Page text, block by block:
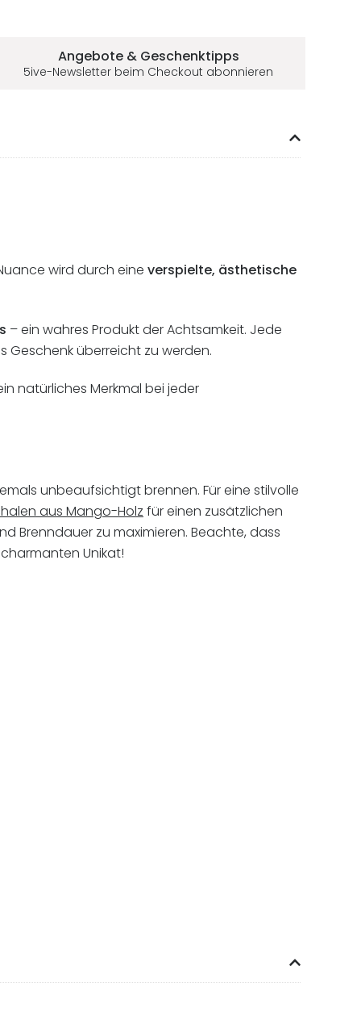
Angebote & Geschenktipps
5ive-Newsletter beim Checkout abonnieren
wird durch eine verspielte, ästhetische
– ein wahres Produkt der Achtsamkeit. Jede
Geschenk überreicht zu werden.
natürliches Merkmal bei jeder
unbeaufsichtigt brennen. Für eine stilvolle
aus Mango-Holz für einen zusätzlichen
Brenndauer zu maximieren. Beachte, dass
Unikat!